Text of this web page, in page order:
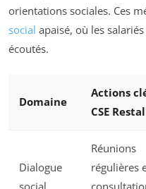
orientations sociales. Ces
social apaisé, où les
écoutés.
Domaine
Actions
CSE
Dialogue
social
Réunions
régulières